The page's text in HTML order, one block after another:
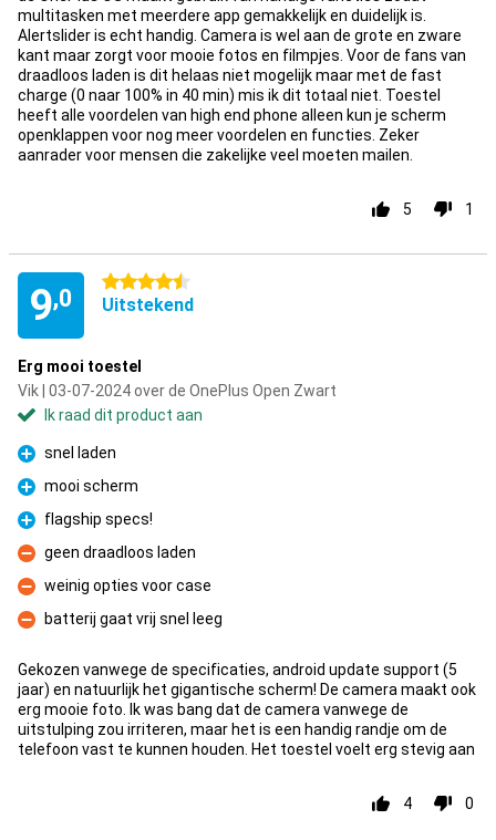
multitasken met meerdere app gemakkelijk en duidelijk is.
Alertslider is echt handig. Camera is wel aan de grote en zware
kant maar zorgt voor mooie fotos en filmpjes. Voor de fans van
draadloos laden is dit helaas niet mogelijk maar met de fast
charge (0 naar 100% in 40 min) mis ik dit totaal niet. Toestel
heeft alle voordelen van high end phone alleen kun je scherm
openklappen voor nog meer voordelen en functies. Zeker
aanrader voor mensen die zakelijke veel moeten mailen.
5 1
9,0
4.5 sterren
Uitstekend
Erg mooi toestel
Vik | 03-07-2024 over de OnePlus Open Zwart
Ik raad dit product aan
Pluspunt
snel laden
Pluspunt
mooi scherm
Pluspunt
flagship specs!
Minpunt
geen draadloos laden
Minpunt
weinig opties voor case
Minpunt
batterij gaat vrij snel leeg
Gekozen vanwege de specificaties, android update support (5
jaar) en natuurlijk het gigantische scherm! De camera maakt ook
erg mooie foto. Ik was bang dat de camera vanwege de
uitstulping zou irriteren, maar het is een handig randje om de
telefoon vast te kunnen houden. Het toestel voelt erg stevig aan
4 0